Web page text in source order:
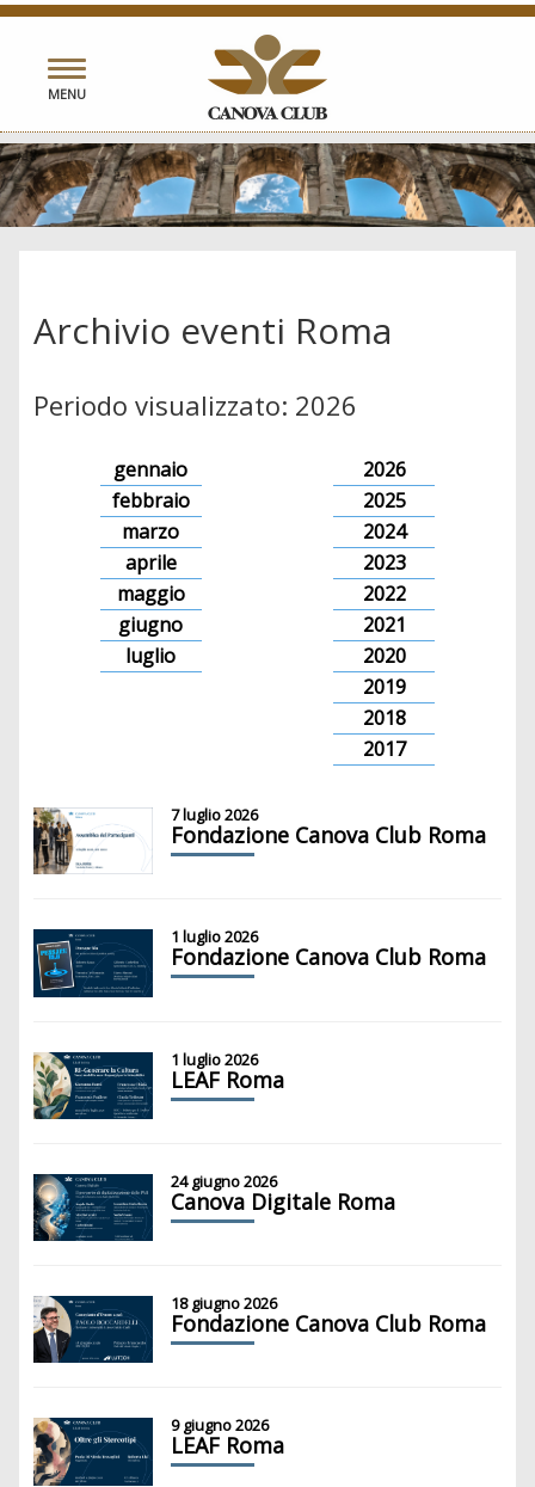
Toggle
navigation
MENU
Archivio eventi Roma
Periodo visualizzato: 2026
gennaio
febbraio
marzo
aprile
maggio
giugno
luglio
2026
2025
2024
2023
2022
2021
2020
2019
2018
2017
7 luglio 2026
Fondazione Canova Club Roma
1 luglio 2026
Fondazione Canova Club Roma
1 luglio 2026
LEAF Roma
24 giugno 2026
Canova Digitale Roma
18 giugno 2026
Fondazione Canova Club Roma
9 giugno 2026
LEAF Roma